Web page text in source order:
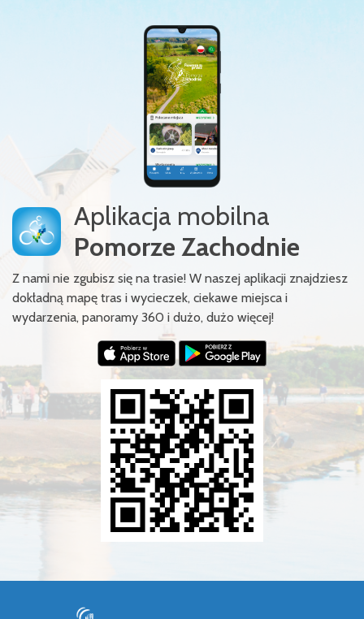
Aplikacja mobilna
Pomorze Zachodnie
Z nami nie zgubisz się na trasie! W naszej aplikacji znajdziesz
dokładną mapę tras i wycieczek, ciekawe miejsca i
wydarzenia, panoramy 360 i dużo, dużo więcej!